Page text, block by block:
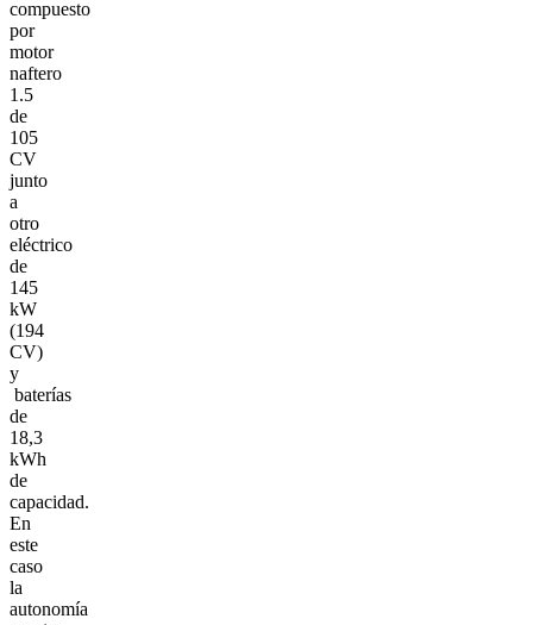
compuesto
por
motor
naftero
1.5
de
105
CV
junto
a
otro
eléctrico
de
145
kW
(194
CV)
y
baterías
de
18,3
kWh
de
capacidad.
En
este
caso
la
autonomía